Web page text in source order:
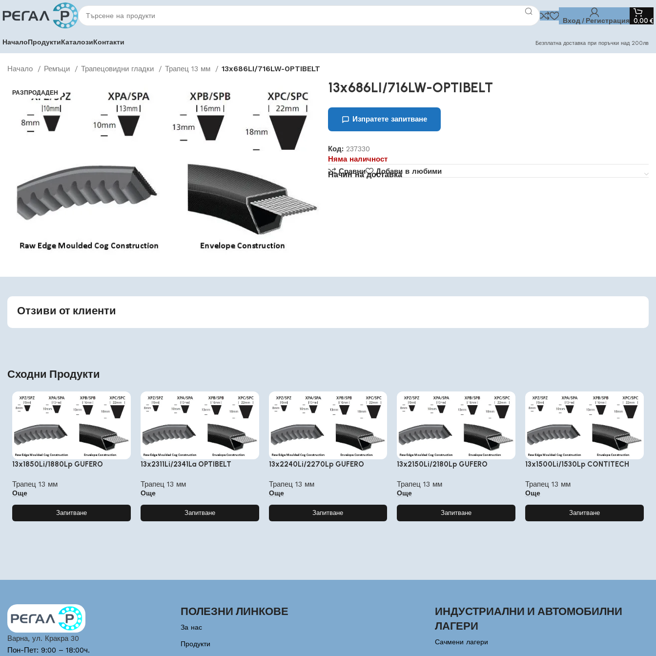
Вход / Регистрация 0,00 €
НачалоПродуктиКаталозиКонтакти Безплатна доставка при поръчки над 200лв
Начало Ремъци Трапецовидни гладки Трапец 13 мм 13x686LI/716LW-OPTIBELT
РАЗПРОДАДЕН 13x686LI/716LW-OPTIBELT
Изпратете запитване
Код: 237330
Няма наличност
Сравни
Добави в любими
Начин на доставка
Отзиви от клиенти
Сходни Продукти
13x1850Li/1880Lp GUFERO
Трапец 13 мм
Още
Запитване
13x2311Li/2341La OPTIBELT
Трапец 13 мм
Още
Запитване
13x2240Li/2270Lp GUFERO
Трапец 13 мм
Още
Запитване
13x2150Li/2180Lp GUFERO
Трапец 13 мм
Още
Запитване
13x1500Li/1530Lp CONTITECH
Трапец 13 мм
Още
Запитване
Варна, ул. Кракра 30
Пон-Пет: 9:00 – 18:00ч.
ПОЛЕЗНИ ЛИНКОВЕ
За нас
Продукти
ИНДУСТРИАЛНИ И АВТОМОБИЛНИ
ЛАГЕРИ
Сачмени лагери